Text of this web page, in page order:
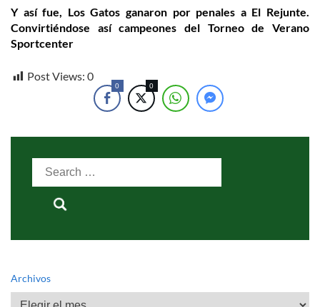
Y así fue, Los Gatos ganaron por penales a El Rejunte.
Convirtiéndose así campeones del Torneo de Verano
Sportcenter
Post Views: 0
0 0
Search
Archivos
Archivos